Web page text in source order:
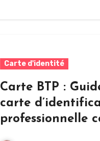
Carte d'identité
Carte BTP :
carte
professionnelle